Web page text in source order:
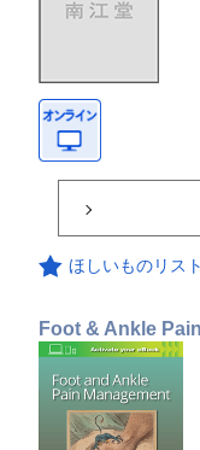
ほしいものリス
Foot & Ankle